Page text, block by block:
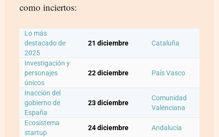
como inciertos:
Lo más
destacado de
2025
21 diciembre Cataluña
Investigación y
personajes
únicos
22 diciembre País Vasco
Inacción del
gobierno de
España
23 diciembre
Comunidad
Valenciana
Ecosistema
startup
24 diciembre Andalucía